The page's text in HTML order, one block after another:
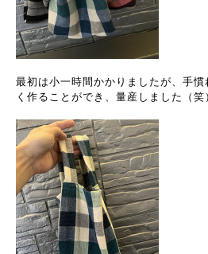
最初は小一時間かかりましたが、手慣
く作ることができ、量産しました（笑